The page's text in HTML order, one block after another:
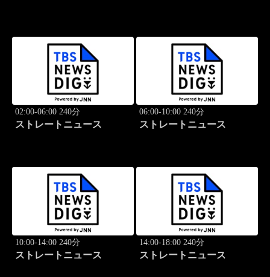
02:00-06:00 240分
ストレートニュース
06:00-10:00 240分
ストレートニュース
10:00-14:00 240分
ストレートニュース
14:00-18:00 240分
ストレートニュース